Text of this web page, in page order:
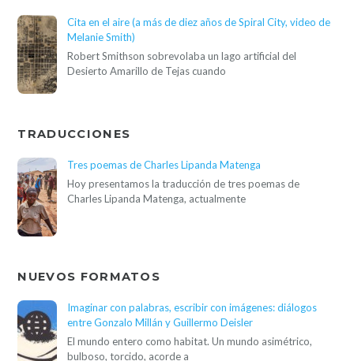
Cita en el aire (a más de diez años de Spiral City, video de
Melanie Smith)
Robert Smithson sobrevolaba un lago artificial del
Desierto Amarillo de Tejas cuando
TRADUCCIONES
Tres poemas de Charles Lipanda Matenga
Hoy presentamos la traducción de tres poemas de
Charles Lipanda Matenga, actualmente
NUEVOS FORMATOS
Imaginar con palabras, escribir con imágenes: diálogos
entre Gonzalo Millán y Guillermo Deisler
El mundo entero como habitat. Un mundo asimétrico,
bulboso, torcido, acorde a